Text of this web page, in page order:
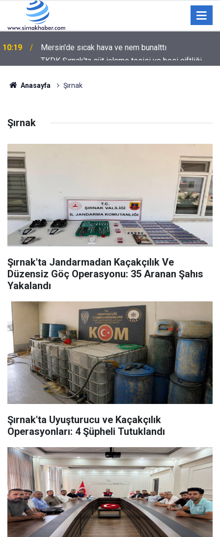
10:04
TKDK Şırnak'ta süt işleme tesisi ve besi çiftliği
Anasayfa Şırnak
Şırnak
Şırnak'ta Jandarmadan Kaçakçılık Ve
Düzensiz Göç Operasyonu: 35 Aranan Şahıs
Yakalandı
Şırnak'ta Uyuşturucu ve Kaçakçılık
Operasyonları: 4 Şüpheli Tutuklandı